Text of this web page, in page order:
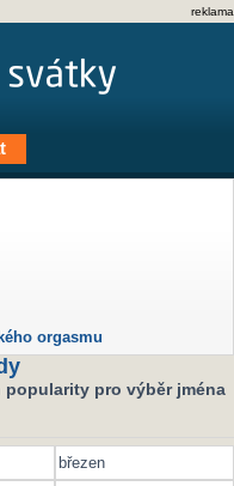
reklama
orgasmu
popularity pro výběr jména
březen